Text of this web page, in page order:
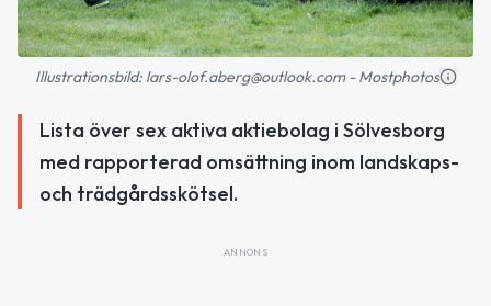
Illustrationsbild: lars-olof.aberg@outlook.com - Mostphotos
Lista över sex aktiva aktiebolag i Sölvesborg
med rapporterad omsättning inom landskaps-
och trädgårdsskötsel.
ANNONS